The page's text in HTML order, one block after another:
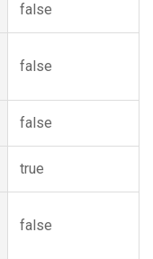
false
false
false
true
false